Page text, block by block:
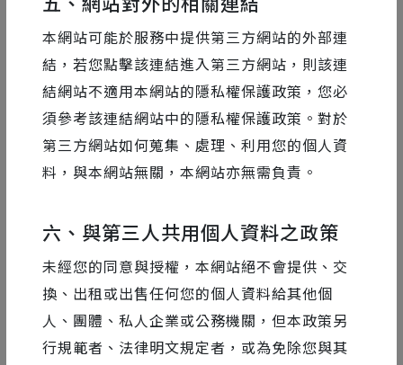
本網站可能於服務中提供第三方網站的外部連
結，若您點擊該連結進入第三方網站，則該連
結網站不適用本網站的隱私權保護政策，您必
須參考該連結網站中的隱私權保護政策。對於
第三方網站如何蒐集、處理、利用您的個人資
料，與本網站無關，本網站亦無需負責。
六、與第三人共用個人資料之政策
未經您的同意與授權，本網站絕不會提供、交
換、出租或出售任何您的個人資料給其他個
人、團體、私人企業或公務機關，但本政策另
行規範者、法律明文規定者，或為免除您與其
從數個動態設計經典案例中，拆解出 AE 最常使用到的
那些功能，其實還有很多進階技巧。在面對複雜的設計
畫面，要如何解構元素，透過 AE 與其他 Adobe 軟體搭
配，才能為做出最細緻的動態設計做準備，並且完成深
植人心的迷人畫面。